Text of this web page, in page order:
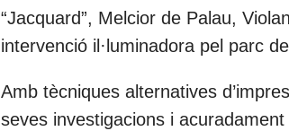
“Jacquard”, Melcior de Palau,
intervenció il·luminadora pel parc
Amb tècniques alternatives
seves investigacions i